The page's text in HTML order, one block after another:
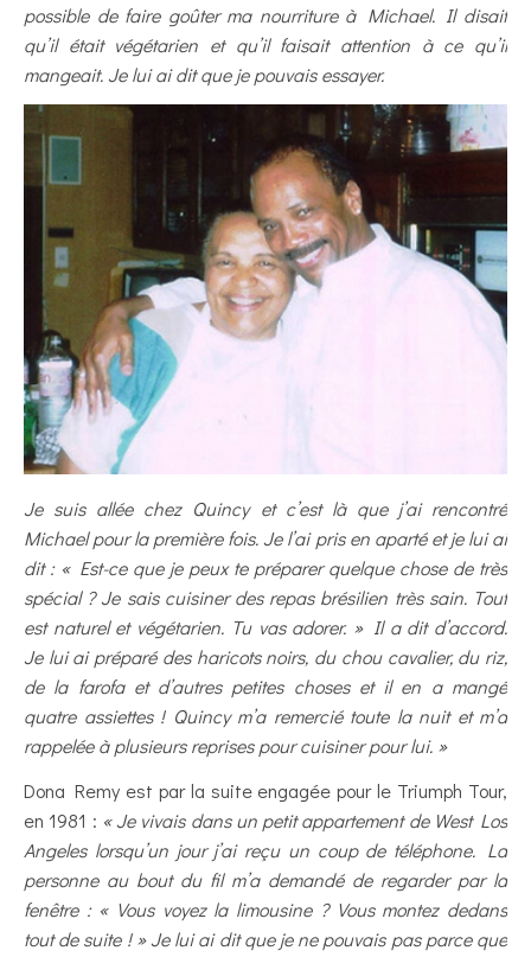
possible de faire goûter ma nourriture à Michael. Il disait
qu’il était végétarien et qu’il faisait attention à ce qu’il
mangeait. Je lui ai dit que je pouvais essayer.
Je suis allée chez Quincy et c’est là que j’ai rencontré
Michael pour la première fois. Je l’ai pris en aparté et je lui ai
dit : « Est-ce que je peux te préparer quelque chose de très
spécial ? Je sais cuisiner des repas brésilien très sain. Tout
est naturel et végétarien. Tu vas adorer. » Il a dit d’accord.
Je lui ai préparé des haricots noirs, du chou cavalier, du riz,
de la farofa et d’autres petites choses et il en a mangé
quatre assiettes ! Quincy m’a remercié toute la nuit et m’a
rappelée à plusieurs reprises pour cuisiner pour lui. »
Dona Remy est par la suite engagée pour le Triumph Tour,
en 1981 : « Je vivais dans un petit appartement de West Los
Angeles lorsqu’un jour j’ai reçu un coup de téléphone. La
personne au bout du fil m’a demandé de regarder par la
fenêtre : « Vous voyez la limousine ? Vous montez dedans
tout de suite ! » Je lui ai dit que je ne pouvais pas parce que